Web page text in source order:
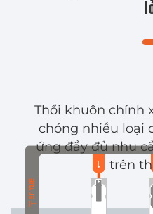
Thổi khuôn chính
chóng nhiều loại
ứng đầy đủ nhu
trên